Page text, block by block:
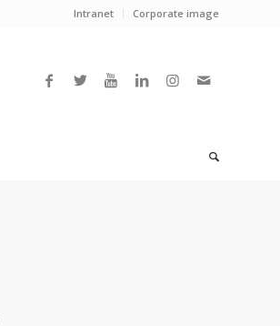
Intranet Corporate image